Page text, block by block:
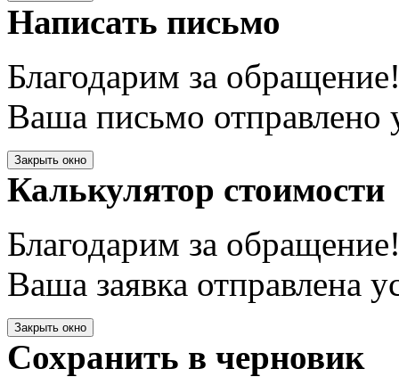
Написать письмо
Благодарим за
Ваша письмо отправлено
Закрыть окно
Калькулятор стоимости
Благодарим за
Ваша заявка отправлена
Закрыть окно
Сохранить в черновик